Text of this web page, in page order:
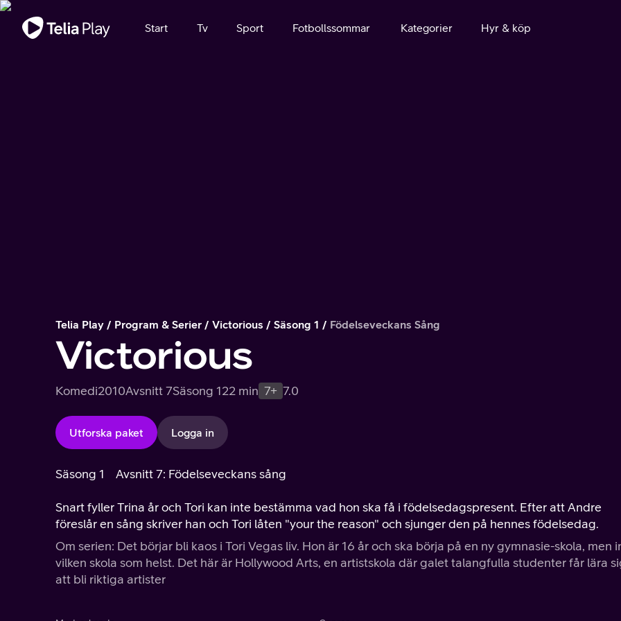
Viktigt meddelande
Start Tv Sport Fotbollssommar Kategorier Hyr & köp
Telia Play Program & Serier Victorious Säsong 1 Födelseveckans Sång
Victorious
Komedi2010Avsnitt 7Säsong 122 min 7+ 7.0
Utforska paket Logga in
Säsong 1 Avsnitt 7: Födelseveckans sång
Snart fyller Trina år och Tori kan inte bestämma vad hon ska få i födelsedagspresent. Efter att Andre
föreslår en sång skriver han och Tori låten "your the reason" och sjunger den på hennes födelsedag.
Om serien: Det börjar bli kaos i Tori Vegas liv. Hon är 16 år och ska börja på en ny gymnasie-skola, men
vilken skola som helst. Det här är Hollywood Arts, en artistskola där galet talangfulla studenter får lära
att bli riktiga artister